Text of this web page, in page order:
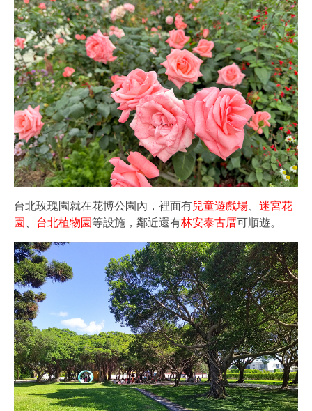
台北玫瑰園就在花博公園內，裡面有兒童遊戲場、 迷宮花
園
台北植物園等設施，鄰近還有林安泰古厝可順遊。